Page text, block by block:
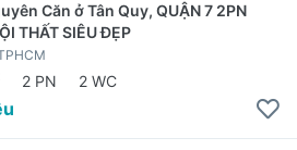
Căn ở Tân Quy, QUẬN 7 2PN
THẤT SIÊU ĐẸP
2 PN 2 WC